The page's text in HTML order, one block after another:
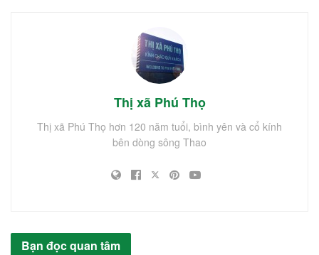
Thị xã Phú Thọ
Thị xã Phú Thọ hơn 120 năm tuổi, bình yên và cổ kính
bên dòng sông Thao
Bạn đọc quan tâm